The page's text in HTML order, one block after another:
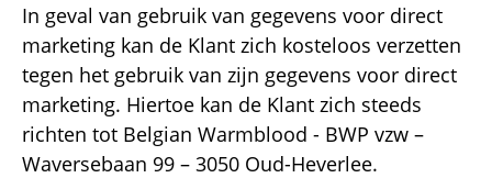
In geval van gebruik van gegevens voor direct
marketing kan de Klant zich kosteloos verzetten
tegen het gebruik van zijn gegevens voor direct
marketing. Hiertoe kan de Klant zich steeds
richten tot Belgian Warmblood - BWP vzw –
Waversebaan 99 – 3050 Oud-Heverlee.